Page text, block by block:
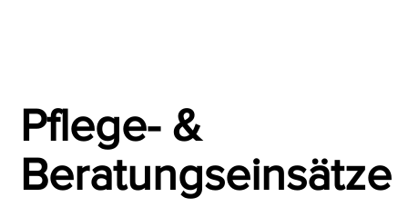
Pflege- &
Beratungseinsätze